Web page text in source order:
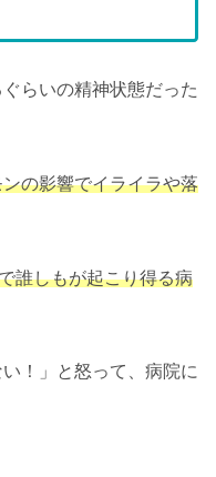
らいの精神状態だった
の影響でイライラや落
誰しもが起こり得る病
！」と怒って、病院に